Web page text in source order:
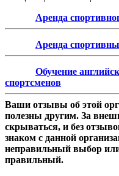
Аренда
Аренда
Обучение
спортсменов
Ваши отзывы об этой
полезны другим. За
скрываться, и без
знаком с данной
неправильный выбор
правильный.